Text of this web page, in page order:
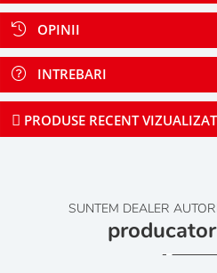
OPINII
INTREBARI
PRODUSE RECENT
SUNTEM DEALER